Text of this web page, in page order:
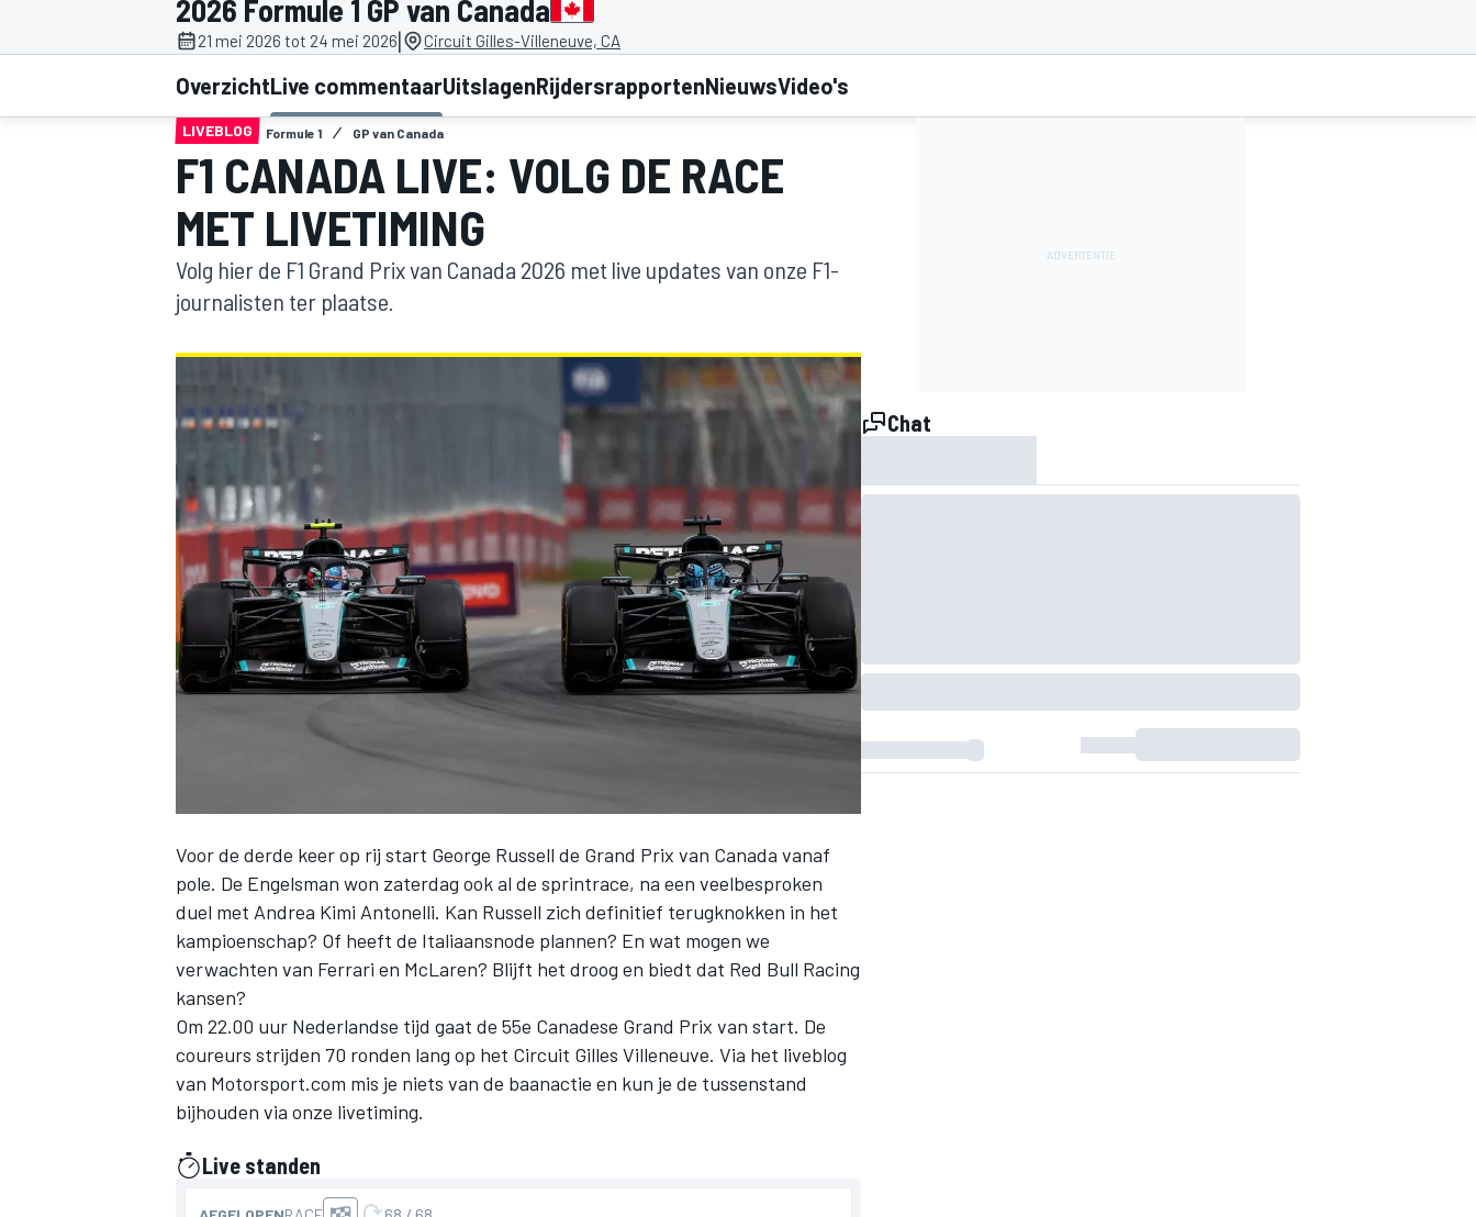
MOTOGP
INDYCAR
WEC DTM
2026 Formule 1 GP van Canada
21 mei 2026 tot 24 mei 2026| Circuit Gilles-Villeneuve, CA
OverzichtLive commentaarUitslagenRijdersrapportenNieuwsVideo's
LIVEBLOG Formule 1 GP van Canada
F1 CANADA LIVE: VOLG DE RACE
MET LIVETIMING
Volg hier de F1 Grand Prix van Canada 2026 met live updates van onze F1-
journalisten ter plaatse.
Voor de derde keer op rij start George Russell de Grand Prix van Canada vanaf
pole. De Engelsman won zaterdag ook al de sprintrace, na een veelbesproken
duel met Andrea Kimi Antonelli. Kan Russell zich definitief terugknokken in het
kampioenschap? Of heeft de Italiaansnode plannen? En wat mogen we
verwachten van Ferrari en McLaren? Blijft het droog en biedt dat Red Bull Racing
kansen?
Om 22.00 uur Nederlandse tijd gaat de 55e Canadese Grand Prix van start. De
coureurs strijden 70 ronden lang op het Circuit Gilles Villeneuve. Via het liveblog
van Motorsport.com mis je niets van de baanactie en kun je de tussenstand
bijhouden via onze livetiming.
Live standen
gepresenteerd door
Chat